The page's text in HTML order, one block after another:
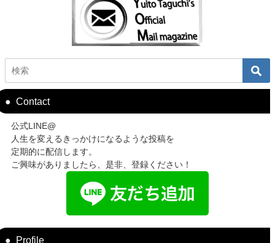
Contact
公式LINE@
人生を変えるきっかけになるような投稿を
定期的に配信します。
ご興味がありましたら、是非、登録ください！
Profile